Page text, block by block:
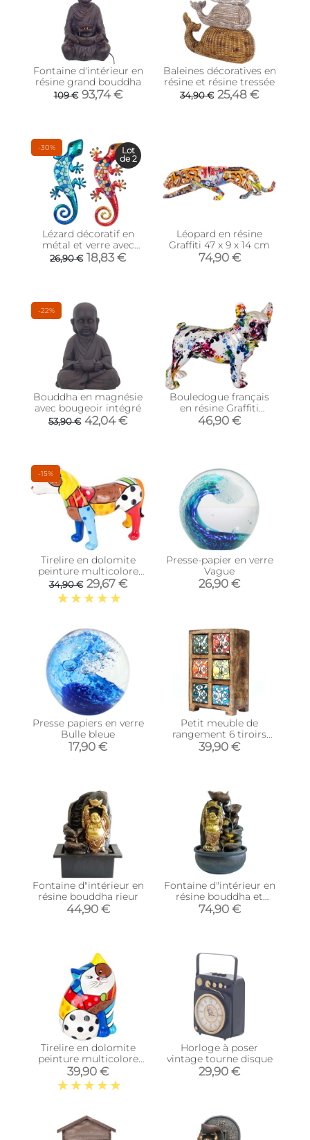
Fontaine d'intérieur en
résine grand bouddha
109 € 93,74 €
Baleines décoratives en
résine et résine tressée
34,90 € 25,48 €
-30%
Lézard décoratif en
métal et verre avec
mosaique (Lot de 2)
26,90 € 18,83 €
Lot
de 2
Léopard en résine
Graffiti 47 x 9 x 14 cm
74,90 €
-22%
Bouddha en magnésie
avec bougeoir intégré
53,90 € 42,04 €
Bouledogue français
en résine Graffiti
(Tâches de peinture
Tâches de peinture)
46,90 €
-15%
Tirelire en dolomite
peinture multicolore
(Chien)
34,90 € 29,67 €
Presse-papier en verre
Vague
26,90 €
Presse papiers en verre
Bulle bleue
17,90 €
Petit meuble de
rangement 6 tiroirs
colorés
39,90 €
Fontaine d"intérieur en
résine bouddha rieur
44,90 €
Fontaine d"intérieur en
résine bouddha et
cascade
74,90 €
Tirelire en dolomite
peinture multicolore
(Chat)
39,90 €
Horloge à poser
vintage tourne disque
29,90 €